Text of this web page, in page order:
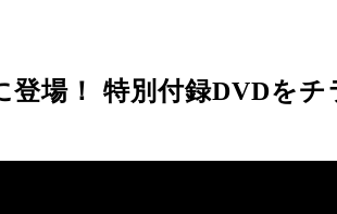
登場！ 特別付録DVDをチ